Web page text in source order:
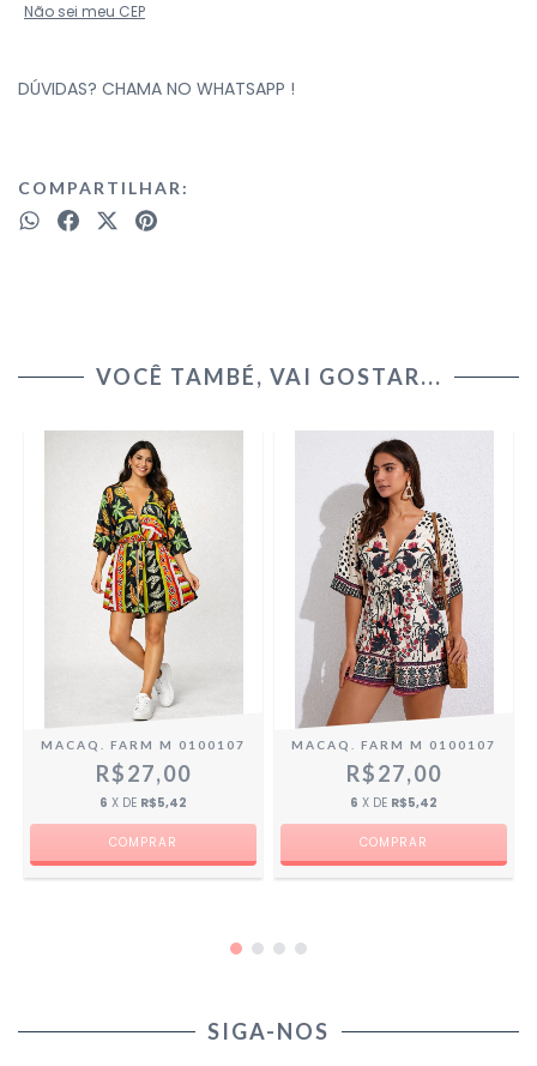
Não sei meu CEP
DÚVIDAS? CHAMA NO WHATSAPP !
COMPARTILHAR:
VOCÊ TAMBÉ, VAI GOSTAR...
MACAQ. FARM M 0100107
R$27,00
6 X DE R$5,42
MACAQ. FARM M 0100107
R$27,00
6 X DE R$5,42
SIGA-NOS